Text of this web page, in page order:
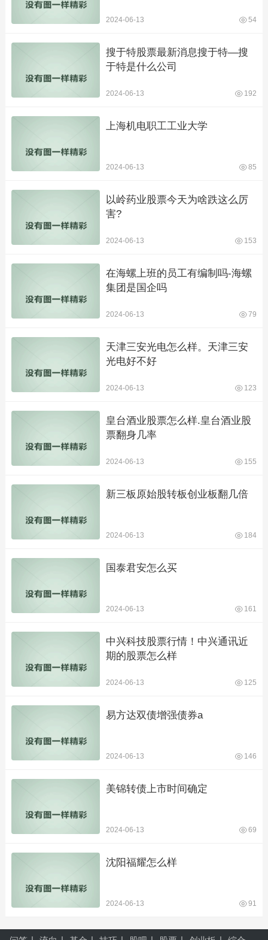
2024-06-13 54
搜于特股票最新消息搜于特—搜
于特是什么公司
2024-06-13 192
上海机电职工工业大学
2024-06-13 85
以岭药业股票今天为啥跌这么厉
害?
2024-06-13 153
在海螺上班的员工有编制吗-海螺
集团是国企吗
2024-06-13 79
天津三安光电怎么样。天津三安
光电好不好
2024-06-13 123
皇台酒业股票怎么样.皇台酒业股
票翻身几率
2024-06-13 155
新三板原始股转板创业板翻几倍
2024-06-13 184
国泰君安怎么买
2024-06-13 161
中兴科技股票行情！中兴通讯近
期的股票怎么样
2024-06-13 125
易方达双债增强债券a
2024-06-13 146
美锦转债上市时间确定
2024-06-13 69
沈阳福耀怎么样
2024-06-13 91